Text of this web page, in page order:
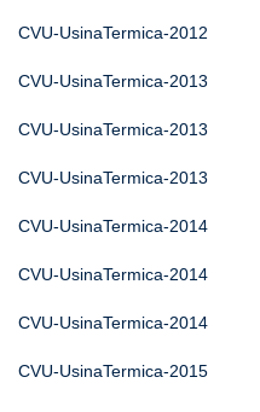
CVU-UsinaTermica-2012
CVU-UsinaTermica-2013
CVU-UsinaTermica-2013
CVU-UsinaTermica-2013
CVU-UsinaTermica-2014
CVU-UsinaTermica-2014
CVU-UsinaTermica-2014
CVU-UsinaTermica-2015